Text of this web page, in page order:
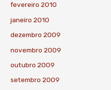
fevereiro 2010
janeiro 2010
dezembro 2009
novembro 2009
outubro 2009
setembro 2009